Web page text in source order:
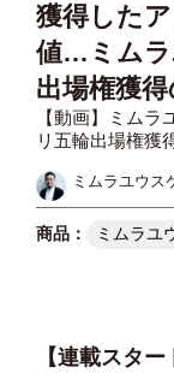
獲得した
値…ミムラ
出場権獲得
【動画】ミム
リ五輪出場権獲
ミムラユウス
ミムラユ
【連載スタ